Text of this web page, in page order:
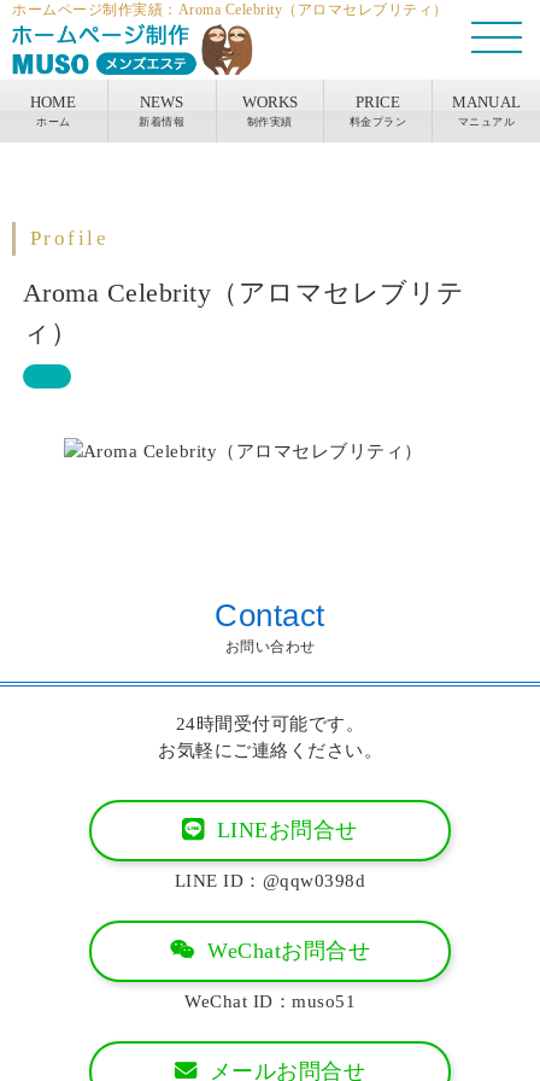
ホームページ制作実績：Aroma Celebrity（アロマセレブリティ）
HOME
ホーム
NEWS
新着情報
WORKS
制作実績
PRICE
料金プラン
MANUAL
マニュアル
Profile
Aroma Celebrity（アロマセレブリテ
ィ）
Contact
お問い合わせ
24時間受付可能です。
お気軽にご連絡ください。
LINEお問合せ
LINE ID：@qqw0398d
WeChatお問合せ
WeChat ID：muso51
メールお問合せ